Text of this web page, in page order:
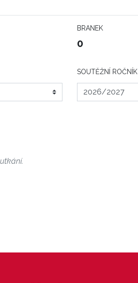
BRANEK
0
SOUTĚŽNÍ ROČNÍK